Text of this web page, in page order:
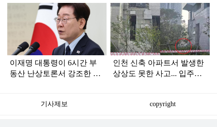
이재명 대통령이 6시간 부
동산 난상토론서 강조한 내
인천 신축 아파트서 발생한
상상도 못한 사고... 입주민
기사제보 copyright